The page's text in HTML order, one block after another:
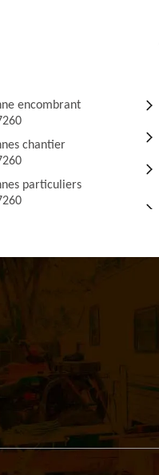
encombrant
chantier
particuliers